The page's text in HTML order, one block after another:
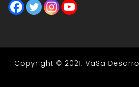
Copyright © 2021. VaSa